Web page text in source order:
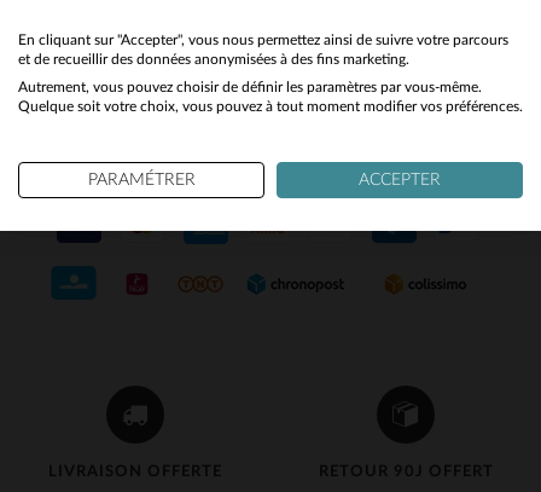
LIVRAISON OFFERTE
RETOUR 90J OFFERT
du lundi au vendredi de 10h à 12h30
et de 13h30 à 18h.
NOS PARTENAIRES DE CONFIANCE
No
Yes
En cliquant sur "Accepter", vous nous permettez ainsi de suivre votre parcours
et de recueillir des données anonymisées à des fins marketing.
Autrement, vous pouvez choisir de définir les paramètres par vous-même.
Quelque soit votre choix, vous pouvez à tout moment modifier vos préférences.
PARAMÉTRER ACCEPTER